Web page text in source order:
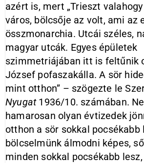
azért is, mert „Trieszt
város, bölcsője az volt, ami az
összmonarchia. Utcái széles,
magyar utcák. Egyes épületek
szimmetriájában itt is feltűnik
József pofaszakálla. A sör
mint otthon” – szögezte le
Nyugat1936/10. számában.
hamarosan olyan évtizedek
otthon a sör sokkal pocsékabb
bölcselmünk álmodni képes,
minden sokkal pocsékabb